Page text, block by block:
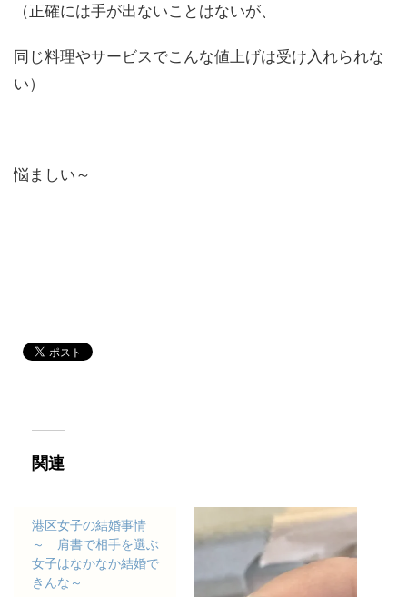
（正確には手が出ないことはないが、
同じ料理やサービスでこんな値上げは受け入れられな
い）
悩ましい～
関連
港区女子の結婚事情
～ 肩書で相手を選ぶ
女子はなかなか結婚で
きんな～